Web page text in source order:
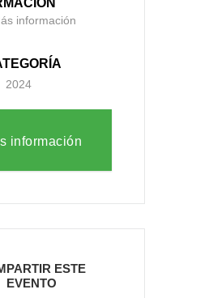
información
2024
información
ESTE
EVENTO